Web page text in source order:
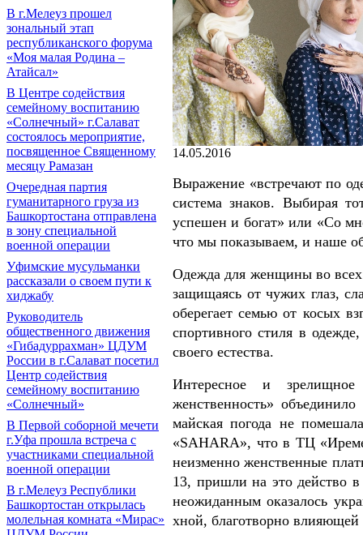
В г.Мелеуз прошел
зональный этап
республиканского форума
«Моя малая Родина –
Атайсал»
В Центре содействия
семейному воспитанию
«Солнечный» г.Салават
состоялось мероприятие,
посвященное Священному
месяцу Рамазан
Очередная партия
гуманитарного груза из
Башкортостана отправлена
в зону специальной
военной операции
Уфимские мусульманки
рассказали о своем пути к
хиджабу
Руководитель
общественного движения
«Гибадуррахман» ЦДУМ
России в г.Салават посетил
Центр содействия
семейному воспитанию
«Солнечный»
В Первой соборной мечети
г.Уфа прошла встреча с
участниками специальной
военной операции
В г.Мелеуз Республики
Башкортостан открылась
молельная комната «Мирас»
14.05.2016
Выражение «встречают по
система знаков. Выбирая
успешен и богат» или «Со
что мы показываем, и наше
Одежда для женщины во всех
защищаясь от чужих глаз,
оберегает семью от косых
спортивного стиля в
своего естества.
Интересное и
женственность»
майская погода не
«SAHARA», что в ТЦ
неизменно женственные
13, пришли на это действо
неожиданным оказалось
хной, благотворно